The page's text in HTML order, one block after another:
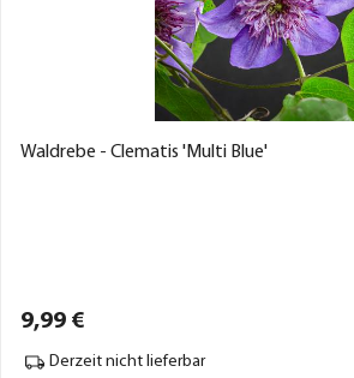
Waldrebe - Clematis 'Multi Blue'
9,99 €
Derzeit nicht lieferbar